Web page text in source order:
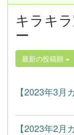
キラキ
ー
最新の投稿順
【2023年3月
【2023年2月